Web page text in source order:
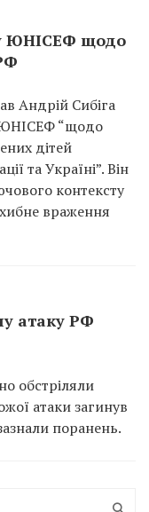
ЮНІСЕФ щодо
Андрій Сибіга
ЮНІСЕФ “щодо
дітей
та Україні”. Він
контексту
враження
атаку РФ
обстріляли
атаки загинув
поранень.